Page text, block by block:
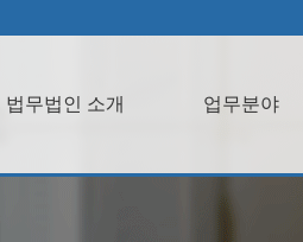
법무법인 소개 업무분야